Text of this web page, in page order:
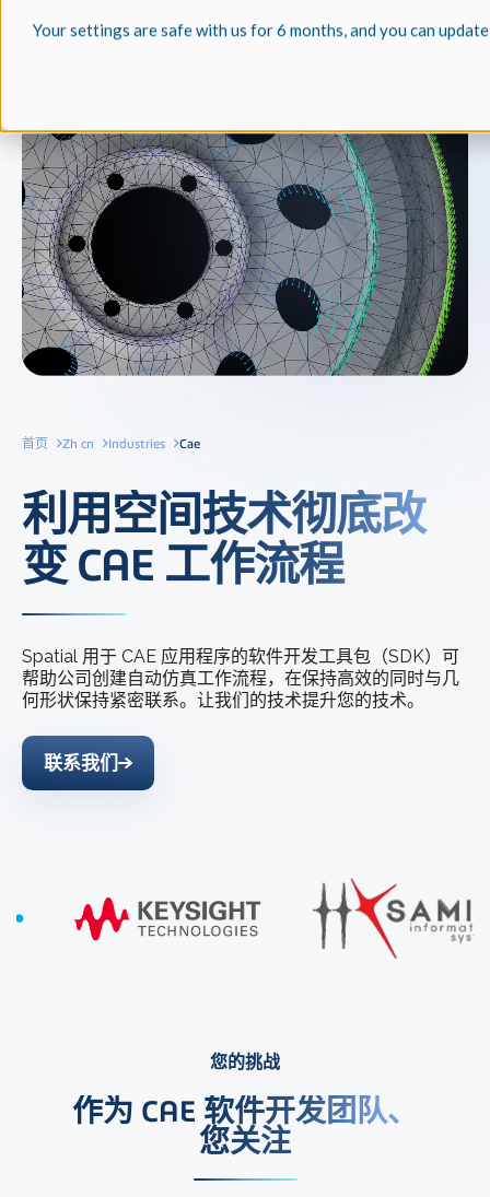
Your settings are safe with us for 6 months, and you can
首页 Zh cn Industries Cae
利用空间技术彻底改
变 CAE 工作流程
Spatial 用于 CAE 应用程序的软件开发工具包（SDK）可
帮助公司创建自动仿真工作流程，在保持高效的同时与几
何形状保持紧密联系。让我们的技术提升您的技术。
联系我们
您的挑战
作为 CAE 软件开发团队、
您关注